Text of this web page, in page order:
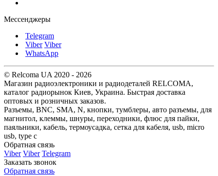
Мессенджеры
Telegram
Viber Viber
WhatsApp
© Relcoma UA 2020 - 2026
Магазин радиоэлектроники и радиодеталей RELCOMA,
каталог радиорынок Киев, Украина. Быстрая доставка
оптовых и розничных заказов.
Разъемы, BNC, SMA, N, кнопки, тумблеры, авто разъемы, для
магнитол, клеммы, шнуры, переходники, флюс для пайки,
паяльники, кабель, термоусадка, сетка для кабеля, usb, micro
usb, type c
Обратная связь
Viber Viber Telegram
Заказать звонок
Обратная связь